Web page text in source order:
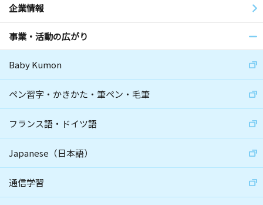
企業情報
事業・活動の広がり
Baby Kumon
ペン習字・かきかた・筆ペン・毛筆
フランス語・ドイツ語
Japanese（日本語）
通信学習